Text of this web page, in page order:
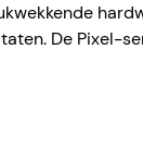
De Pixel-